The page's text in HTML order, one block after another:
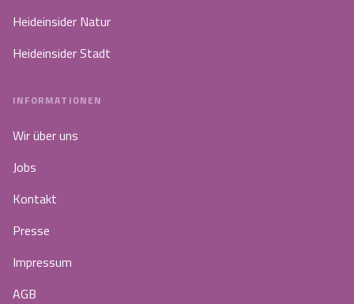
Heideinsider Natur
Heideinsider Stadt
INFORMATIONEN
Wir über uns
Jobs
Kontakt
Presse
Impressum
AGB